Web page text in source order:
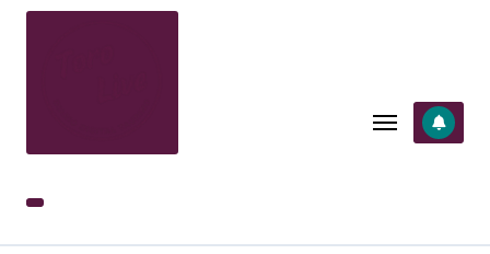
SALTAR